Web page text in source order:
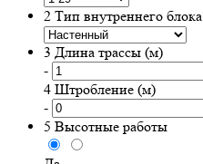
2 Тип внутреннего блока
3 Длина трассы (м)
-
4 Штробление (м)
-
5 Высотные работы